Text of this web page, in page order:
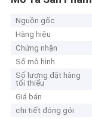
Nguồn gốc
Hàng hiệu
Chứng nhận
Số mô hình
Số lượng đặt hàng
tối thiểu
Giá bán
chi tiết đóng gói